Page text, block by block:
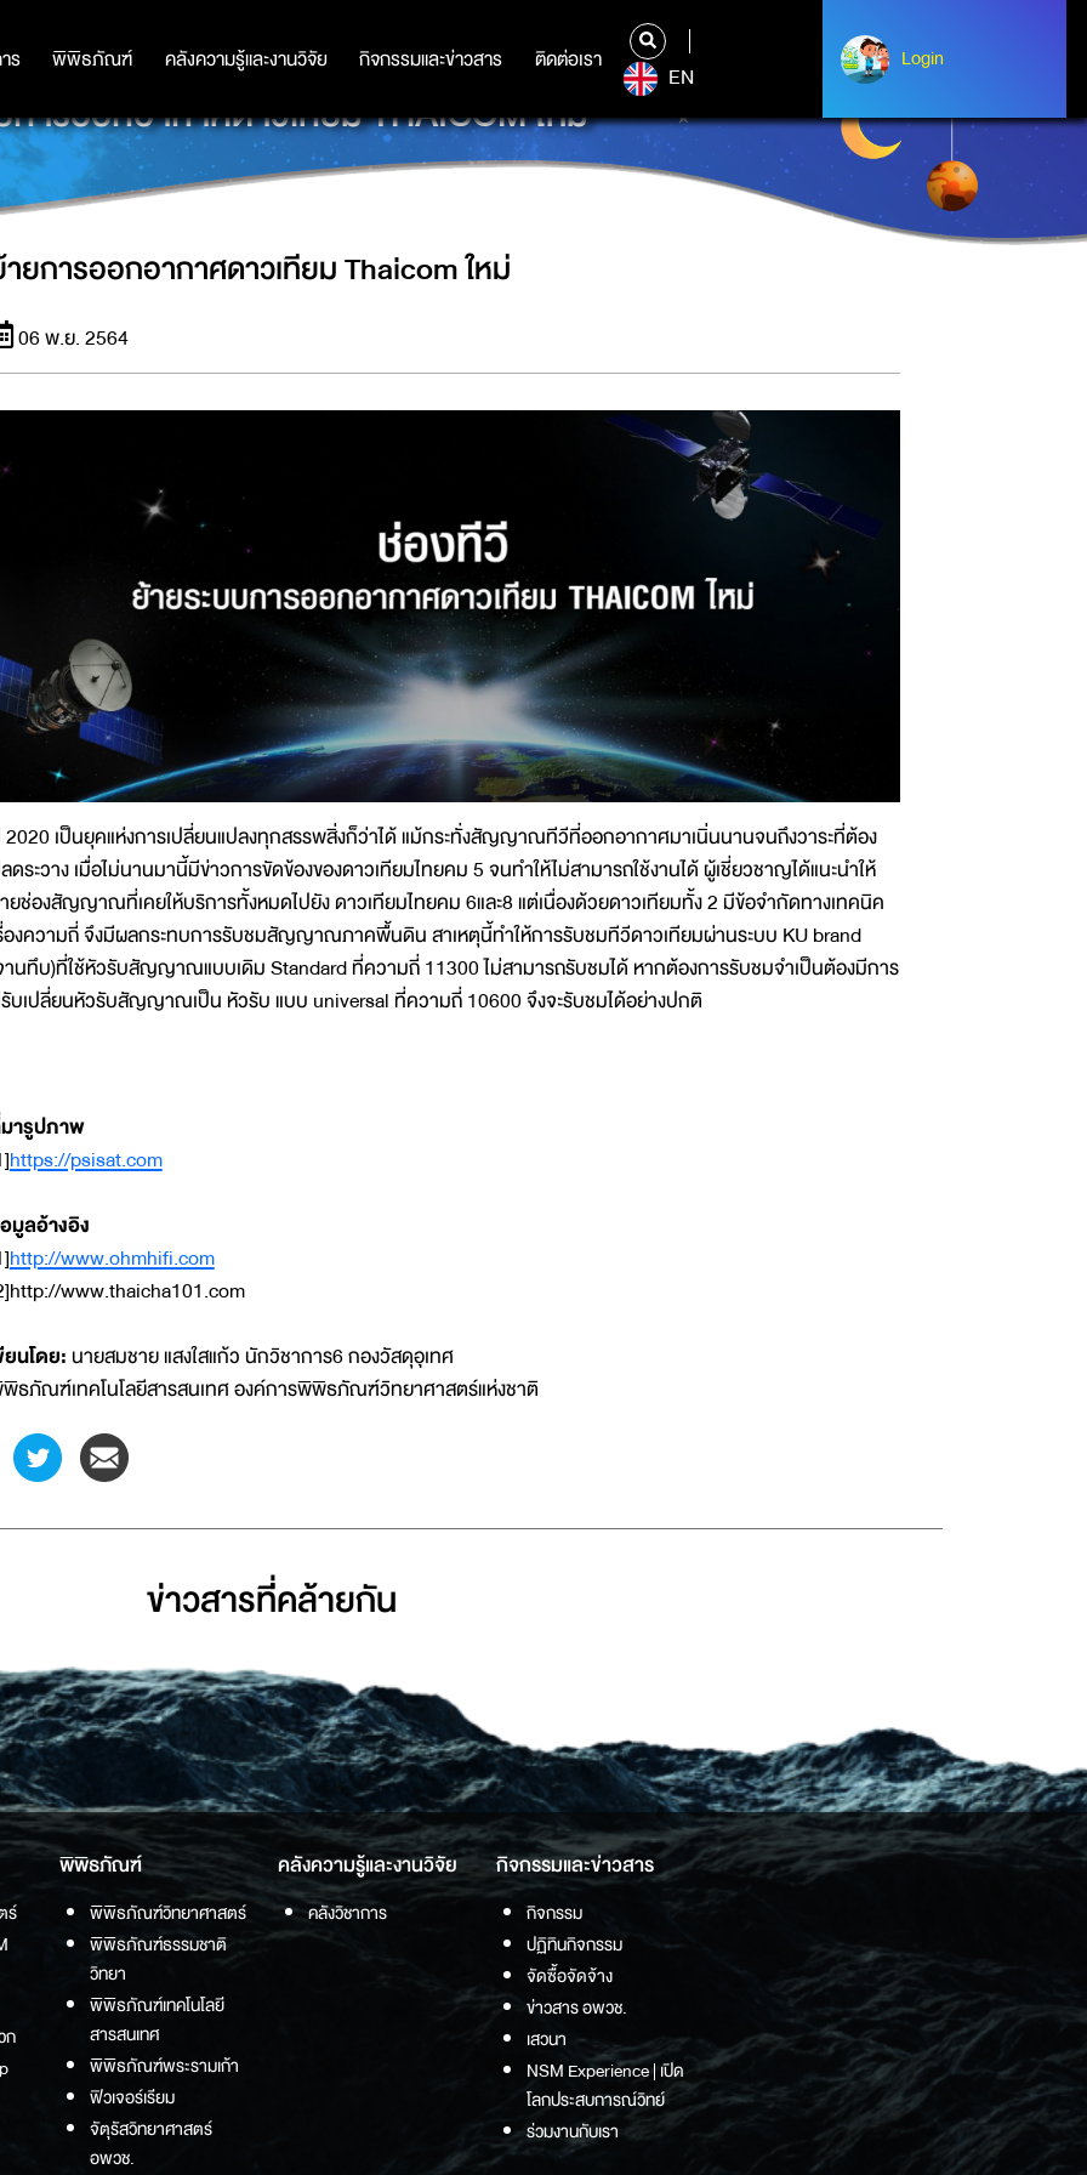
ร พิพิธภัณฑ์ คลังความรู้และงานวิจัย กิจกรรมและข่าวสาร ติดต่อเรา
ร พิพิธภัณฑ์ คลังความรู้และงานวิจัย กิจกรรมและข่าวสาร ติดต่อเรา
EN
Login
Login
การออกอากาศดาวเทียม THAICOM ใหม่
ยการออกอากาศดาวเทียม Thaicom ใหม่
06 พ.ย. 2564
เป็นยุคแห่งการเปลี่ยนแปลงทุกสรรพสิ่งก็ว่าได้ แม้กระทั่งสัญญาณทีวีที่ออกอากาศมาเนิ่นนานจนถึงวาระที่ต้อง
ดระวาง เมื่อไม่นานมานี้มีข่าวการขัดข้องของดาวเทียมไทยคม 5 จนทำให้ไม่สามารถใช้งานได้ ผู้เชี่ยวชาญได้แนะนำให้
ยช่องสัญญาณที่เคยให้บริการทั้งหมดไปยัง ดาวเทียมไทยคม 6และ8 แต่เนื่องด้วยดาวเทียมทั้ง 2 มีข้อจำกัดทางเทคนิค
องความถี่ จึงมีผลกระทบการรับชมสัญญาณภาคพื้นดิน สาเหตุนี้ทำให้การรับชมทีวีดาวเทียมผ่านระบบ KU brand
านทึบ)ที่ใช้หัวรับสัญญาณแบบเดิม Standard ที่ความถี่ 11300 ไม่สามารถรับชมได้ หากต้องการรับชมจำเป็นต้องมีการ
บเปลี่ยนหัวรับสัญญาณเป็น หัวรับ แบบ universal ที่ความถี่ 10600 จึงจะรับชมได้อย่างปกติ
ารูปภาพ
https://psisat.com
มูลอ้างอิง
http://www.ohmhifi.com
www.thaicha101.com
ยนโดย: นายสมชาย แสงใสแก้ว นักวิชาการ6 กองวัสดุอุเทศ
ธภัณฑ์เทคโนโลยีสารสนเทศ องค์การพิพิธภัณฑ์วิทยาศาสตร์แห่งชาติ
ข่าวสารที่่คล้ายกัน
ร์
ก
พิพิธภัณฑ์
พิพิธภัณฑ์วิทยาศาสตร์
พิพิธภัณฑ์ธรรมชาติ
วิทยา
พิพิธภัณฑ์เทคโนโลยี
สารสนเทศ
พิพิธภัณฑ์พระรามเก้า
ฟิวเจอร์เรียม
จัตุรัสวิทยาศาสตร์
อพวช.
คลังความรู้และงานวิจัย
คลังวิชาการ
กิจกรรมและข่าวสาร
กิจกรรม
ปฏิทินกิจกรรม
จัดซื้อจัดจ้าง
ข่าวสาร อพวช.
เสวนา
NSM Experience | เปิด
โลกประสบการณ์วิทย์
ร่วมงานกับเรา